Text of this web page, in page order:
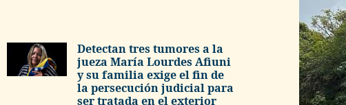
Detectan tres tumores a la
jueza María Lourdes Afiuni
y su familia exige el fin de
la persecución judicial para
ser tratada en el exterior